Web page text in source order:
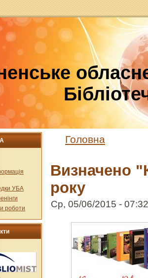
УБА
роботи
Головна
Визначено
року
Ср, 05/06/2015 -